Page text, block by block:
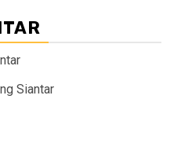
Siantar